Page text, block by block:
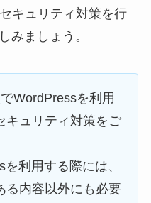
キュリティ対策を行
みましょう。
WordPressを利用
キュリティ対策をご
利用する際には、
る内容以外にも必要